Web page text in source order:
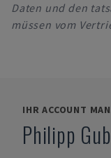
Daten und den
müssen vom
IHR ACCOUNT
Philipp